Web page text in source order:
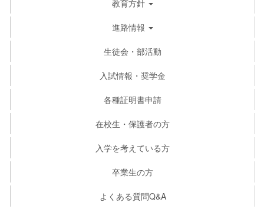
教育方針
進路情報
生徒会・部活動
入試情報・奨学金
各種証明書申請
在校生・保護者の方
入学を考えている方
卒業生の方
よくある質問Q&A